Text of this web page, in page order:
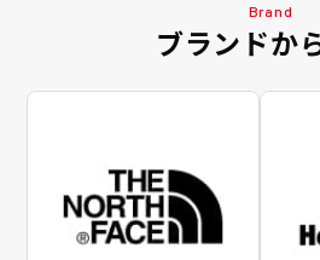
Brand
ブランドか